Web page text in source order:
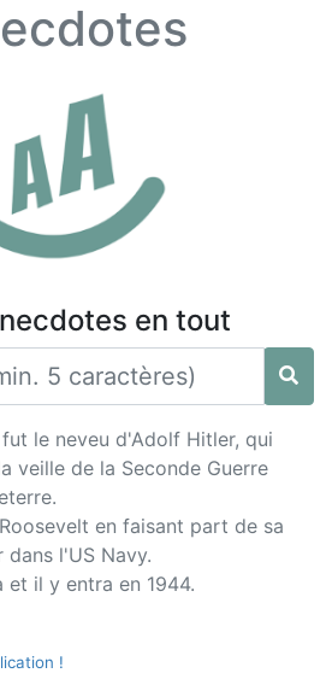
en tout
le neveu d'Adolf Hitler, qui
veille de la Seconde Guerre
en faisant part de sa
l'US Navy.
il y entra en 1944.
!